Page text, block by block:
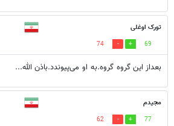
تورک اوغلی
69
74
بعداز این گروه گروه.به او می‌پیوندد.باذن الله...
مجیدم
77
62